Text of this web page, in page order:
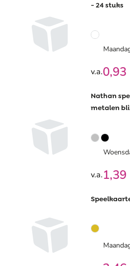
- 24 stuks
v.a.0,93
Nathan
metalen
v.a.1,39